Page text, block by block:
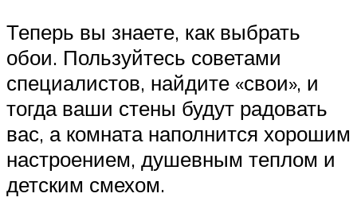
Теперь вы знаете, как выбрать
обои. Пользуйтесь советами
специалистов, найдите «свои», и
тогда ваши стены будут радовать
вас, а комната наполнится хорошим
настроением, душевным теплом и
детским смехом.